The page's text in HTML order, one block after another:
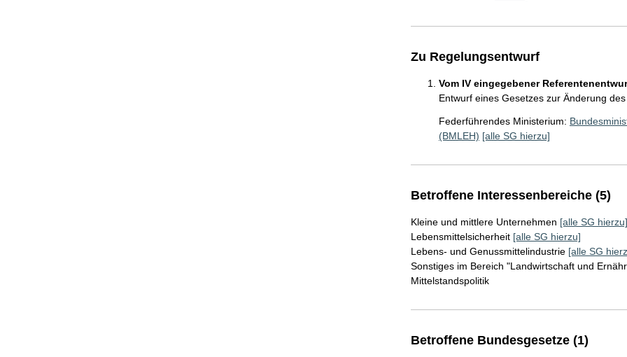
Zu Regelungsentwurf
Vom IV eingegebener
Entwurf eines Gesetzes zur Änderung
Federführendes Ministerium:
(BMLEH) [alle SG hierzu]
Betroffene Interessenbereiche (5)
Kleine und mittlere Unternehmen [alle SG hierzu]
Lebensmittelsicherheit [alle SG hierzu]
Lebens- und Genussmittelindustrie [alle SG
Sonstiges im Bereich "Landwirtschaft und
Mittelstandspolitik
Betroffene Bundesgesetze (1)